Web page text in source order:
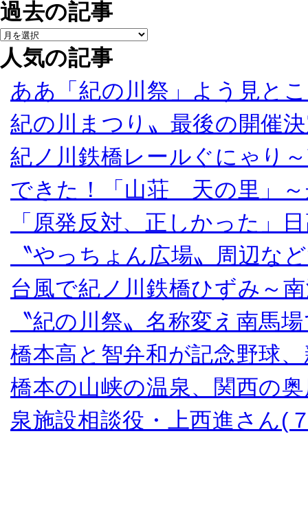
過去の記事
人気の記事
ああ「紀の川祭」よう見と
紀の川まつり〟最後の開催
紀ノ川鉄橋レールぐにゃり
できた！「山荘 天の里」～
「原発反対、正しかった」
〝やっちょん広場〟周辺な
台風で紀ノ川鉄橋ひずみ～
〝紀の川祭〟名称変え南馬
橋本高と智弁和が記念野球
橋本の山峡の温泉、関西の
泉施設相談役・上西進さん(